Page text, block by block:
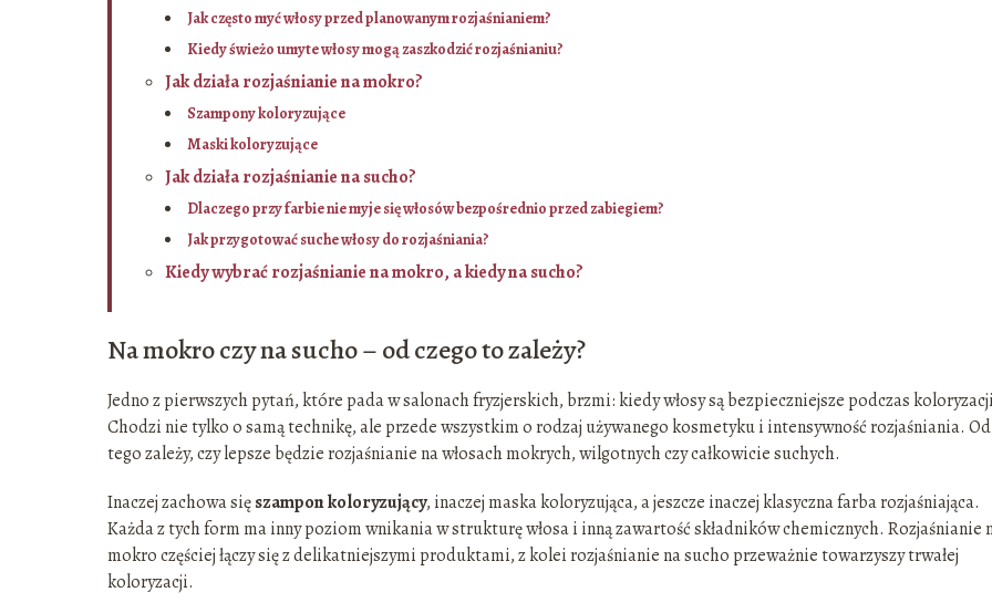
Jak często myć włosy przed planowanym rozjaśnianiem?
Kiedy świeżo umyte włosy mogą zaszkodzić rozjaśnianiu?
Jak działa rozjaśnianie na mokro?
Szampony koloryzujące
Maski koloryzujące
Jak działa rozjaśnianie na sucho?
Dlaczego przy farbie nie myje się włosów bezpośrednio przed zabiegiem?
Jak przygotować suche włosy do rozjaśniania?
Kiedy wybrać rozjaśnianie na mokro, a kiedy na sucho?
Na mokro czy na sucho – od czego to zależy?
Jedno z pierwszych pytań, które pada w salonach fryzjerskich, brzmi: kiedy włosy są bezpieczniejsze podczas
Chodzi nie tylko o samą technikę, ale przede wszystkim o rodzaj używanego kosmetyku i intensywność rozjaśniania. Od
tego zależy, czy lepsze będzie rozjaśnianie na włosach mokrych, wilgotnych czy całkowicie suchych.
Inaczej zachowa sięszampon koloryzujący, inaczej maska koloryzująca, a jeszcze inaczej klasyczna farba rozjaśniająca.
Każda z tych form ma inny poziom wnikania w strukturę włosa i inną zawartość składników chemicznych. Rozjaśnianie
mokro częściej łączy się z delikatniejszymi produktami, z kolei rozjaśnianie na sucho przeważnie towarzyszy trwałej
koloryzacji.